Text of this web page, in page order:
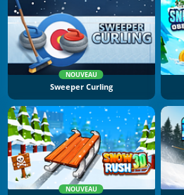
NOUVEAU
Sweeper Curling
NOUVEAU